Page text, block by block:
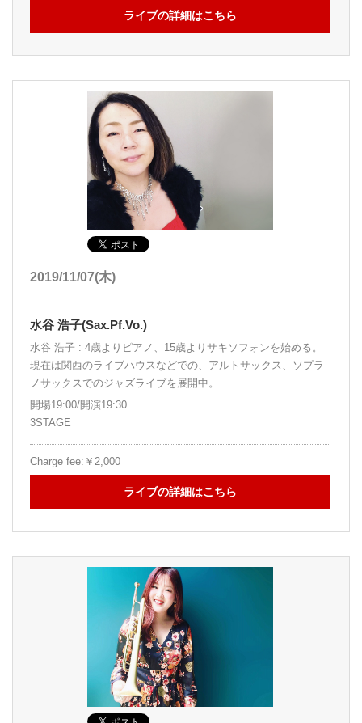
ライブの詳細はこちら
2019/11/07(木)
水谷 浩子(Sax.Pf.Vo.)
水谷 浩子 : 4歳よりピアノ、15歳よりサキソフォンを始める。
現在は関西のライブハウスなどでの、アルトサックス、ソプラ
ノサックスでのジャズライブを展開中。
開場19:00/開演19:30
3STAGE
Charge fee:￥2,000
ライブの詳細はこちら